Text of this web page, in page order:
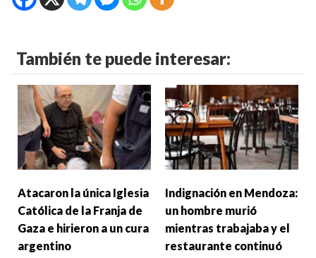
También te puede interesar:
Atacaron la única Iglesia
Católica de la Franja de
Gaza e hirieron a un cura
argentino
Indignación en Mendoza:
un hombre murió
mientras trabajaba y el
restaurante continuó